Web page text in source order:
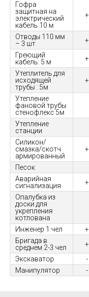
Гофра
защитная на
электрический
кабель 10 м
+
Отводы 110 мм
– 3 шт
+
Греющий
кабель: 5 м
+
Утеплитель для
исходящей
трубы : 5м
+
Утепление
фановой трубы
стенофлекс 5м
Утепление
станции
Силикон/
смазка/скотч
армированный
+
Песок
Аварийная
сигнализация
+
Опалубка из
доски для
укрепления
котлована
Инженер 1 чел
+
Бригада в
среднем 2-3 чел
+
Экскаватор
-
Манипулятор
-